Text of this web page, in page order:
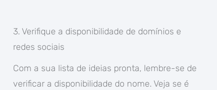
3. Verifique a disponibilidade de domínios e
redes sociais
Com a sua lista de ideias pronta, lembre-se de
verificar a disponibilidade do nome. Veja se é